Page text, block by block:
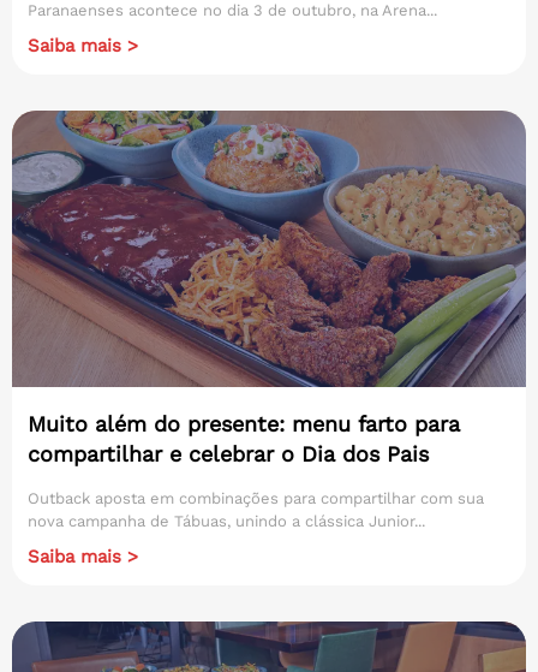
Paranaenses acontece no dia 3 de outubro, na Arena...
Saiba mais >
Muito além do presente: menu farto para
compartilhar e celebrar o Dia dos Pais
Outback aposta em combinações para compartilhar com sua
nova campanha de Tábuas, unindo a clássica Junior...
Saiba mais >